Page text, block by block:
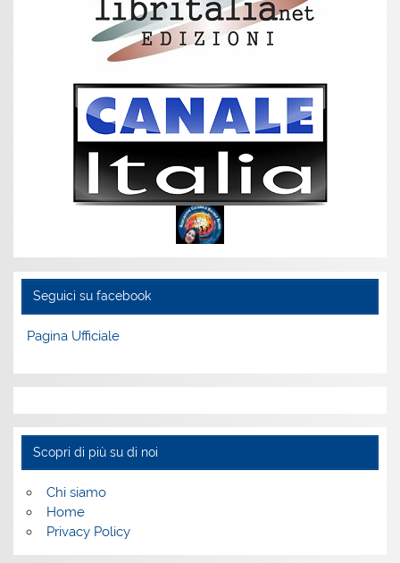
Seguici su facebook
Pagina Ufficiale
Scopri di più su di noi
Chi siamo
Home
Privacy Policy